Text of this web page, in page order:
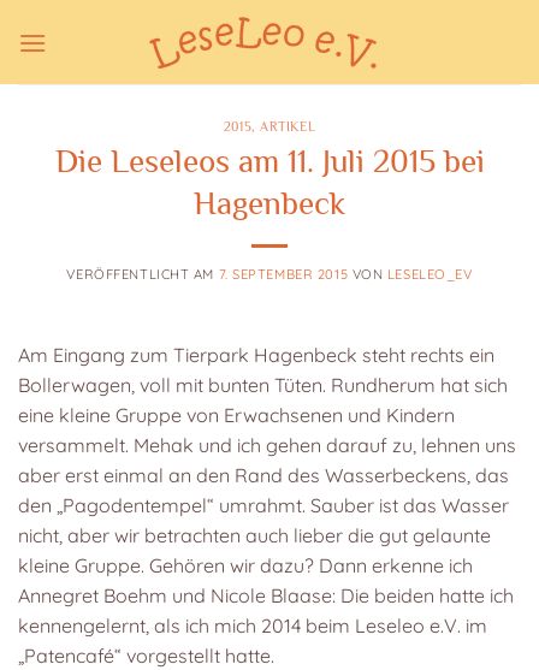
Inhalt
2015,ARTIKEL
Die Leseleos am 11. Juli 2015 bei
Hagenbeck
VERÖFFENTLICHT AM 7. SEPTEMBER 2015 VON LESELEO_EV
Am Eingang zum Tierpark Hagenbeck steht rechts ein
Bollerwagen, voll mit bunten Tüten. Rundherum hat sich
eine kleine Gruppe von Erwachsenen und Kindern
versammelt. Mehak und ich gehen darauf zu, lehnen uns
aber erst einmal an den Rand des Wasserbeckens, das
den „Pagodentempel“ umrahmt. Sauber ist das Wasser
nicht, aber wir betrachten auch lieber die gut gelaunte
kleine Gruppe. Gehören wir dazu? Dann erkenne ich
Annegret Boehm und Nicole Blaase: Die beiden hatte ich
kennengelernt, als ich mich 2014 beim Leseleo e.V. im
„Patencafé“ vorgestellt hatte.